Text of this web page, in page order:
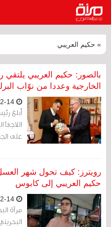
» حكيم العريبي
بالصور: حكيم العريبي يلتقي
الخارجية وعددا من نوّاب
أبلغ
اللاجئ
على
رويترز: كيف تحول شهر
حكيم العريبي إلى كابوس
مرآة